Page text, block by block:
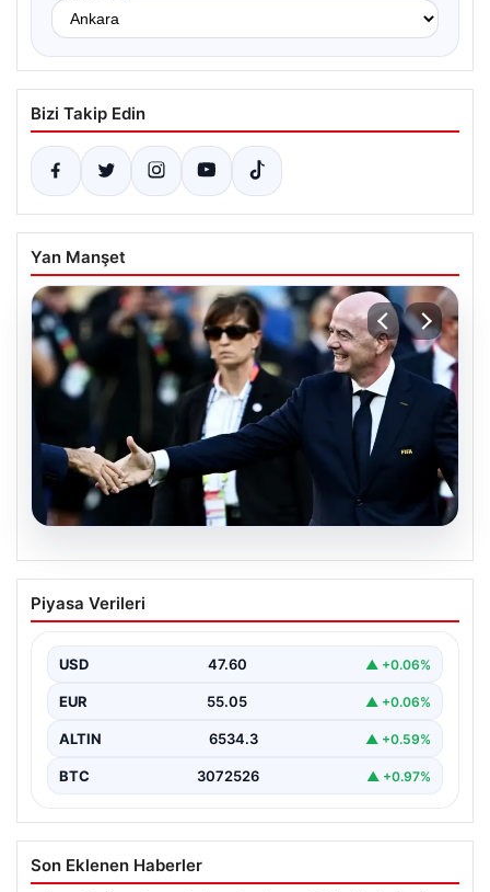
Bizi Takip Edin
Yan Manşet
05.08.2026
Ürdün’den FIFA’ya sert tepki: ‘Şantajdan
başka bir şey değil’
Piyasa Verileri
USD 47.60 ▲ +0.06%
EUR 55.05 ▲ +0.06%
ALTIN 6534.3 ▲ +0.59%
BTC 3072526 ▲ +0.97%
Son Eklenen Haberler